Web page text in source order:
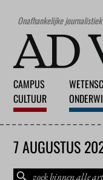
Onafhankelijke
CAMPUS
CULTUUR
7 AUGUSTUS